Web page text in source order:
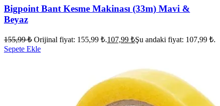
Bigpoint Bant Kesme Makinası (33m) Mavi &
Beyaz
155,99₺ Orijinal fiyat: 155,99 ₺.107,99 ₺Şu andaki fiyat: 107,99 ₺.
Sepete Ekle